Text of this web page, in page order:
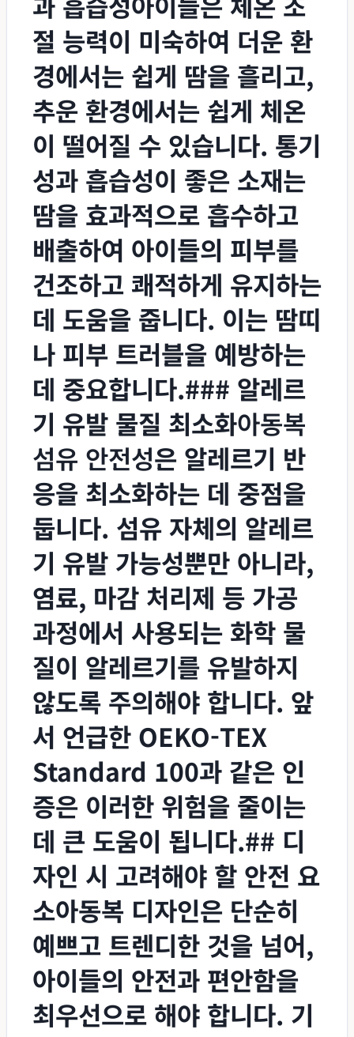
절 능력이 미숙하여 더운 환
경에서는 쉽게 땀을 흘리고,
추운 환경에서는 쉽게 체온
이 떨어질 수 있습니다. 통기
성과 흡습성이 좋은 소재는
땀을 효과적으로 흡수하고
배출하여 아이들의 피부를
건조하고 쾌적하게 유지하는
데 도움을 줍니다. 이는 땀띠
나 피부 트러블을 예방하는
데 중요합니다.### 알레르
기 유발 물질 최소화아동복
섬유 안전성은 알레르기 반
응을 최소화하는 데 중점을
둡니다. 섬유 자체의 알레르
기 유발 가능성뿐만 아니라,
염료, 마감 처리제 등 가공
과정에서 사용되는 화학 물
질이 알레르기를 유발하지
않도록 주의해야 합니다. 앞
서 언급한 OEKO-TEX
Standard 100과 같은 인
증은 이러한 위험을 줄이는
데 큰 도움이 됩니다.## 디
자인 시 고려해야 할 안전 요
소아동복 디자인은 단순히
예쁘고 트렌디한 것을 넘어,
아이들의 안전과 편안함을
최우선으로 해야 합니다. 기